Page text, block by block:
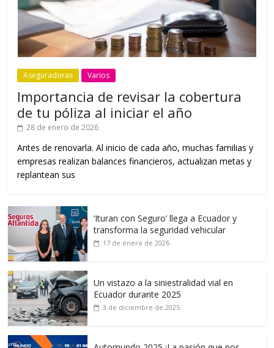
Aseguradoras Varios
Importancia de revisar la cobertura
de tu póliza al iniciar el año
28 de enero de 2026
Antes de renovarla. Al inicio de cada año, muchas familias y
empresas realizan balances financieros, actualizan metas y
replantean sus
‘Ituran con Seguro’ llega a Ecuador y
transforma la seguridad vehicular
17 de enero de 2026
Un vistazo a la siniestralidad vial en
Ecuador durante 2025
3 de diciembre de 2025